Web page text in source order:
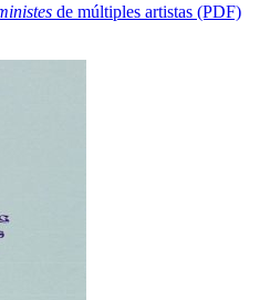
de múltiples artistas (PDF)